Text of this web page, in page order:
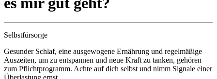
Selbstfürsorge
Gesunder Schlaf, eine ausgewogene Ernährung und regelmäßige
Auszeiten, um zu entspannen und neue Kraft zu tanken, gehören
zum Pflichtprogramm. Achte auf dich selbst und nimm Signale einer